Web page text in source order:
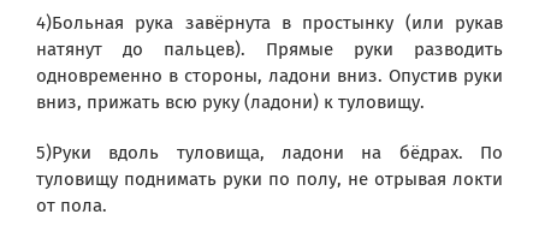
4)Больная рука завёрнута в простынку (или рукав
натянут до пальцев). Прямые руки разводить
одновременно в стороны, ладони вниз. Опустив руки
вниз, прижать всю руку (ладони) к туловищу.
5)Руки вдоль туловища, ладони на бёдрах. По
туловищу поднимать руки по полу, не отрывая локти
от пола.